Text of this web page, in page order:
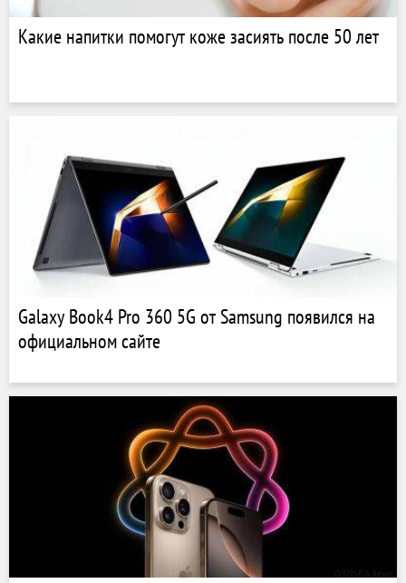
Какие напитки помогут коже засиять после 50 лет
Galaxy Book4 Pro 360 5G от Samsung появился на
официальном сайте